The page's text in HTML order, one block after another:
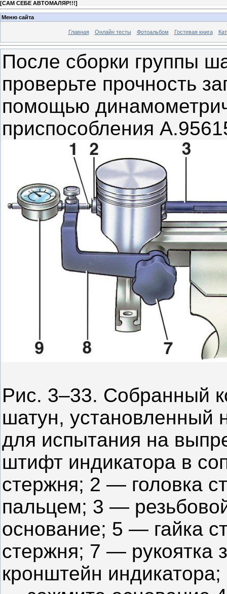
[САМ СЕБЕ АВТОМАЛЯР!!!]
Меню сайта
Главная Онлайн тесты Фотоальбом Гостевая книга
После сборки группы
проверьте прочность
помощью
приспособления
Рис. 3–33. Собранный
шатун, установленный
для испытания на
штифт индикатора в
стержня; 2 — головка
пальцем; 3 —
основание; 5 — гайка
стержня; 7 —
кронштейн